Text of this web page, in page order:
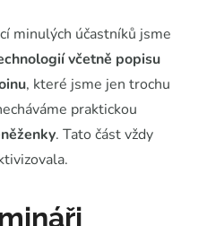
minulých účastníků jsme
včetně popisu
, které jsme jen trochu
praktickou
. Tato část vždy